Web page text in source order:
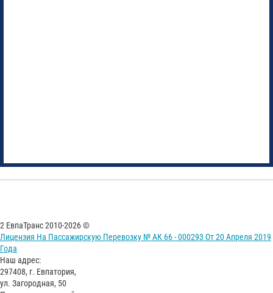
2 ЕвпаТранс 2010-2026 ©
Лицензия На Пассажирскую Перевозку № АК 66 - 000293 От 20 Апреля 2019
Года
Наш адрес:
297408, г. Евпатория,
ул. Загородная, 50